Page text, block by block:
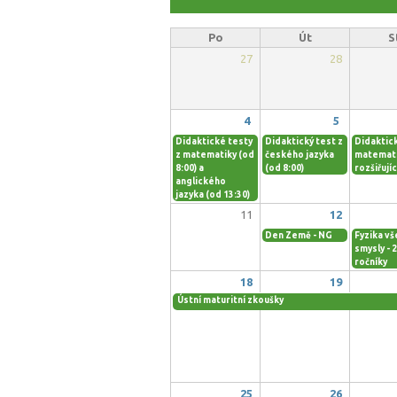
Po Út
27
28
4 5
Didaktické testy
z matematiky (od
8:00) a
anglického
jazyka (od 13:30)
Didaktický test z
českého jazyka
(od 8:00)
11 12
Den Země - NG
Fyzika
smysly -
ročníky
18 19
Ústní maturitní zkoušky
25 26